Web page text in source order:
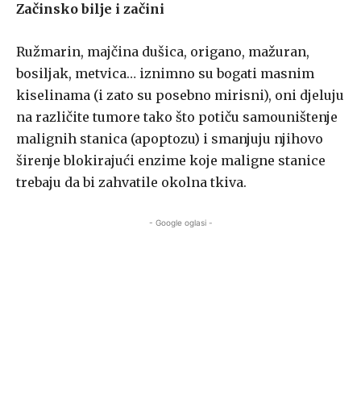
Začinsko bilje i začini
Ružmarin, majčina dušica, origano, mažuran,
bosiljak, metvica… iznimno su bogati masnim
kiselinama (i zato su posebno mirisni), oni djeluju
na različite tumore tako što potiču samouništenje
malignih stanica (apoptozu) i smanjuju njihovo
širenje blokirajući enzime koje maligne stanice
trebaju da bi zahvatile okolna tkiva.
- Google oglasi -